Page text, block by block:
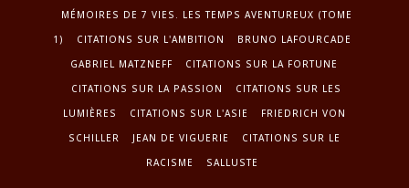
MÉMOIRES DE 7 VIES. LES TEMPS AVENTUREUX (TOME
1)
CITATIONS SUR L'AMBITION
BRUNO LAFOURCADE
GABRIEL MATZNEFF
CITATIONS SUR LA FORTUNE
CITATIONS SUR LA PASSION
CITATIONS SUR LES
LUMIÈRES
CITATIONS SUR L'ASIE
FRIEDRICH VON
SCHILLER
JEAN DE VIGUERIE
CITATIONS SUR LE
RACISME
SALLUSTE